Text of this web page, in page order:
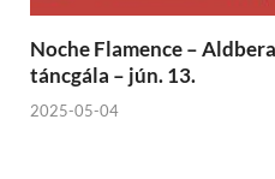
Noche Flamence –
táncgála – jún. 13.
2025-05-04